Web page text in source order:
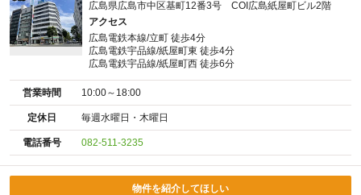
広島県広島市中区基町12番3号 COI広島紙屋町ビル2階
アクセス
広島電鉄本線/立町 徒歩4分
広島電鉄宇品線/紙屋町東 徒歩4分
広島電鉄宇品線/紙屋町西 徒歩6分
営業時間 10:00～18:00
定休日 毎週水曜日・木曜日
電話番号 082-511-3235
物件を紹介してほしい